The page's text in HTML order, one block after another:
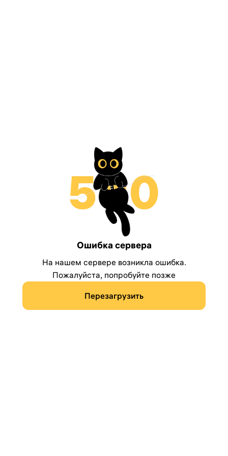
Ошибка сервера
На нашем сервере возникла ошибка.
Пожалуйста, попробуйте позже
Перезагрузить